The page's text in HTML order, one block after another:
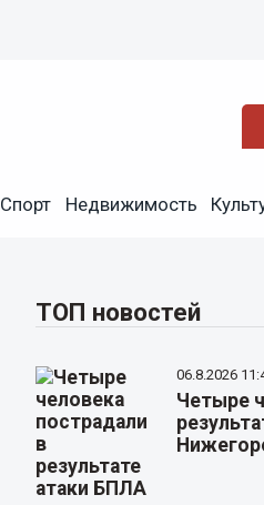
Спорт Недвижимость
ТОП новостей
06.8.2026
Четыре